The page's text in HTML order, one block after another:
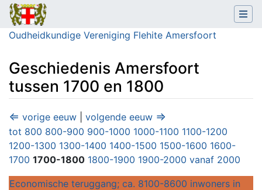
Oudheidkundige Vereniging Flehite Amersfoort
Geschiedenis Amersfoort
tussen 1700 en 1800
Ga naar:navigatie ,zoeken
⇐ vorige eeuw volgende eeuw ⇒
tot 800 800-900 900-1000 1000-1100 1100-1200
1200-1300 1300-1400 1400-1500 1500-1600 1600-
1700 1700-1800 1800-1900 1900-2000 vanaf 2000
Economische teruggang; ca. 8100-8600 inwoners in